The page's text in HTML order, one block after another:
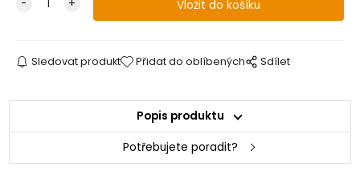
Sledovat produkt Přidat do oblíbených Sdílet
Popis produktu
Potřebujete poradit?